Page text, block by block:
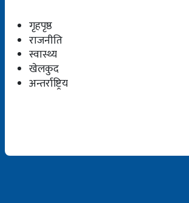
गृहपृष्ठ
राजनीति
स्वास्थ्य
खेलकुद
अन्तर्राष्ट्रिय